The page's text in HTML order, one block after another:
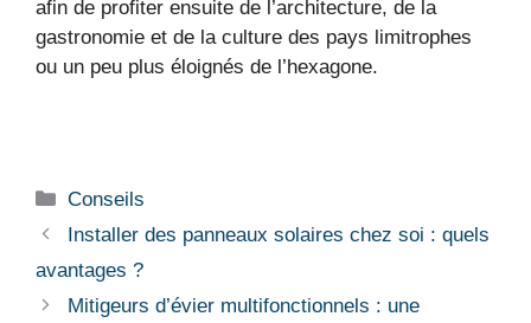
afin de profiter ensuite de l’architecture, de la
gastronomie et de la culture des pays limitrophes
ou un peu plus éloignés de l’hexagone.
Catégories
Conseils
Installer des panneaux solaires chez soi : quels
avantages ?
Mitigeurs d’évier multifonctionnels : une